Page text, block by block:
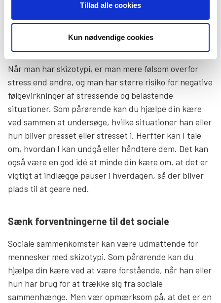
Tillad alle cookies
Kun nødvendige cookies
Når man har skizotypi, er man mere følsom overfor
stress end andre, og man har større risiko for negative
følgevirkninger af stressende og belastende
situationer. Som pårørende kan du hjælpe din kære
ved sammen at undersøge, hvilke situationer han eller
hun bliver presset eller stresset i. Herfter kan I tale
om, hvordan I kan undgå eller håndtere dem. Det kan
også være en god idé at minde din kære om, at det er
vigtigt at indlægge pauser i hverdagen, så der bliver
plads til at geare ned.
Sænk forventningerne til det sociale
Sociale sammenkomster kan være udmattende for
mennesker med skizotypi. Som pårørende kan du
hjælpe din kære ved at være forstående, når han eller
hun har brug for at trække sig fra sociale
sammenhænge. Men vær opmærksom på, at det er en